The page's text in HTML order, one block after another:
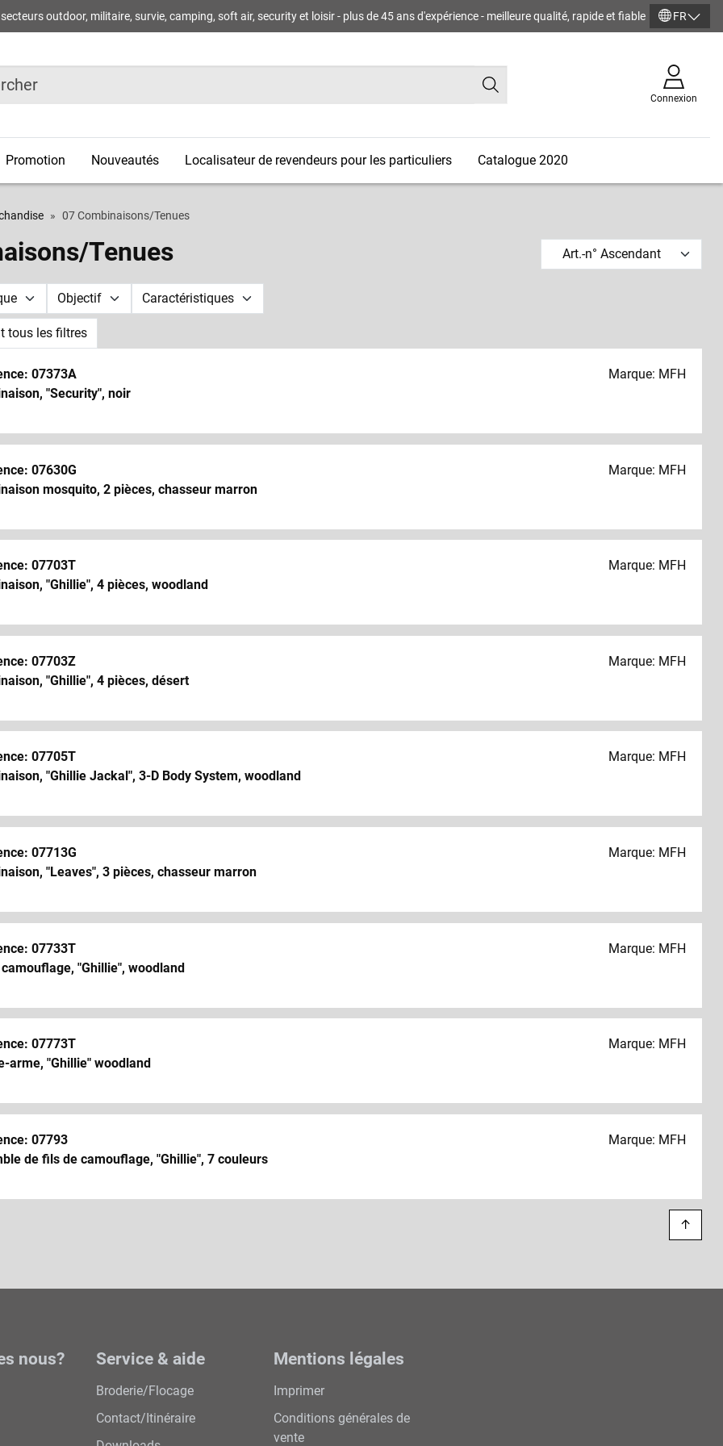
outdoor, militaire, survie, camping, soft air, security et loisir - plus de 45 ans d'expérience - meilleure qualité, rapide et fiable FR
Connexion
Promotion Nouveautés Localisateur de revendeurs pour les particuliers Catalogue 2020
07 Combinaisons/Tenues
Tenues Art.-n° Ascendant
Objectif Caractéristiques
tous les filtres
07373A
"Security", noir
Marque: MFH
07630G
mosquito, 2 pièces, chasseur marron
Marque: MFH
07703T
"Ghillie", 4 pièces, woodland
Marque: MFH
07703Z
"Ghillie", 4 pièces, désert
Marque: MFH
07705T
"Ghillie Jackal", 3-D Body System, woodland
Marque: MFH
07713G
"Leaves", 3 pièces, chasseur marron
Marque: MFH
07733T
"Ghillie", woodland
Marque: MFH
07773T
arme, "Ghillie" woodland
Marque: MFH
07793
de fils de camouflage, "Ghillie", 7 couleurs
Marque: MFH
↑
nous? Service & aide
Broderie/Flocage
Contact/Itinéraire
Mentions légales
Imprimer
Conditions générales de
vente